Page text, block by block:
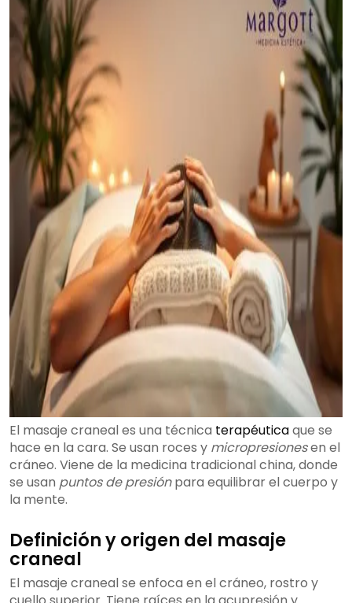
El masaje craneal es una técnica terapéuticaque se
hace en la cara. Se usan roces y micropresionesen el
cráneo. Viene de la medicina tradicional china, donde
se usan puntos de presiónpara equilibrar el cuerpo y
la mente.
Definición y origen del masaje
craneal
El masaje craneal se enfoca en el cráneo, rostro y